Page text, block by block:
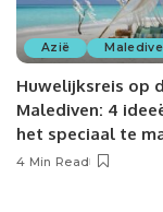
Azië
Huwelijksreis op
Malediven: 4
het speciaal te
4 Min Read